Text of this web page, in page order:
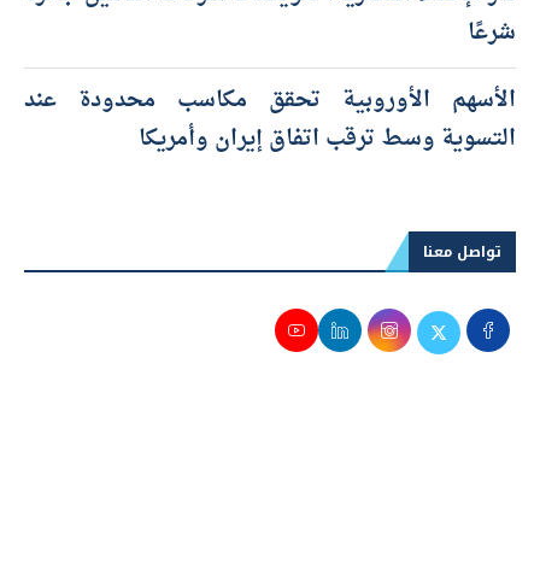
شرعًا
الأسهم الأوروبية تحقق مكاسب محدودة عند
التسوية وسط ترقب اتفاق إيران وأمريكا
تواصل معنا